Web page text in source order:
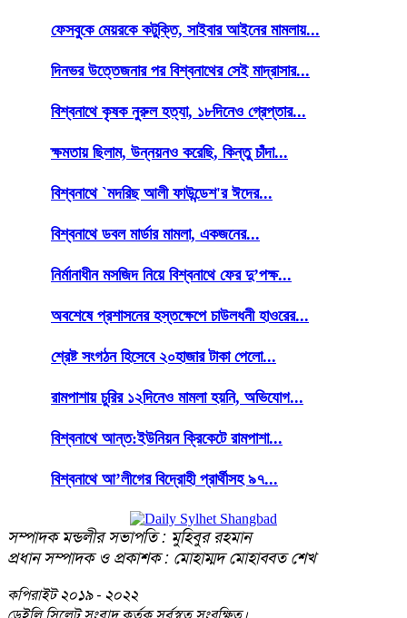
ফেসবুকে মেয়রকে কটুক্তি, সাইবার আইনের মামলায়...
দিনভর উত্তেজনার পর বিশ্বনাথের সেই মাদ্রাসার...
বিশ্বনাথে কৃষক নুরুল হত্যা, ১৮দিনেও গ্রেপ্তার...
ক্ষমতায় ছিলাম, উন্নয়নও করেছি, কিন্তু চাঁদা...
বিশ্বনাথে `মদরিছ আলী ফাউন্ডেশ'র ঈদের...
বিশ্বনাথে ডবল মার্ডার মামলা, একজনের...
নির্মানাধীন মসজিদ নিয়ে বিশ্বনাথে ফের দু’পক্ষ...
অবশেষে প্রশাসনের হস্তক্ষেপে চাউলধনী হাওরের...
শ্রেষ্ট সংগঠন হিসেবে ২০হাজার টাকা পেলো...
রামপাশায় চুরির ১২দিনেও মামলা হয়নি, অভিযোগ...
বিশ্বনাথে আন্ত:ইউনিয়ন ক্রিকেটে রামপাশা...
বিশ্বনাথে আ’লীগের বিদ্রোহী প্রার্থীসহ ৯৭...
সম্পাদক মন্ডলীর সভাপতি : মুহিবুর রহমান
প্রধান সম্পাদক ও প্রকাশক : মোহাম্মদ মোহাব্বত শেখ
কপিরাইট২০১৯ - ২০২২
ডেইলি সিলেট সংবাদ কর্তৃক সর্বস্বত্ব সংরক্ষিত।